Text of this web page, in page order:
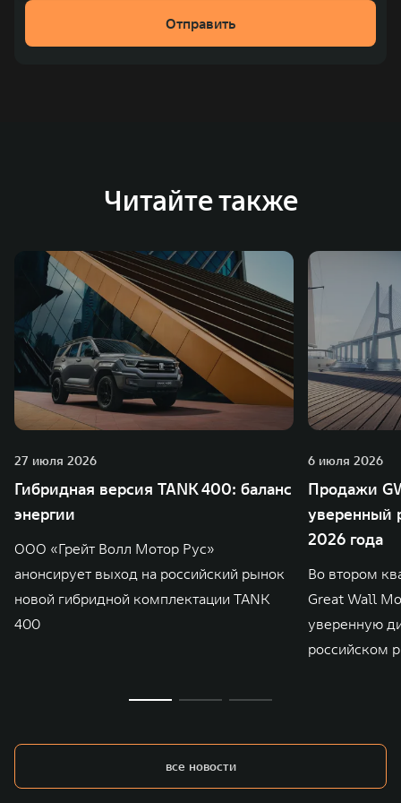
рублей). С 1998 года Great Wall Motor занимает первое
место по объёмам продаж пикапов в Китае. На
зарубежных – в России, Таиланде, Бразилии и Индии, а
Отправить
Читайте также
27 июля 2026
Гибридная версия TANK 400: баланс
энергии
ООО «Грейт Волл Мотор Рус»
анонсирует выход на российский рынок
новой гибридной комплектации TANK
400
6 июля 2026
Продажи
уверенный
2026 года
Во втором
Great Wall
уверенную
российском
все новости